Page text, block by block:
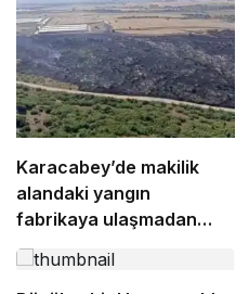
Karacabey’de makilik
alandaki yangın
fabrikaya ulaşmadan
söndürüldü